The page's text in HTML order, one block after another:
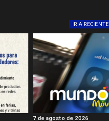
IR A RECIENTE
7 de agosto de 2026